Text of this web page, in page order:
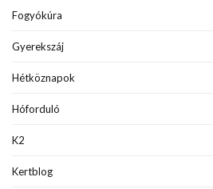
Fogyókúra
Gyerekszáj
Hétköznapok
Hóforduló
K2
Kertblog